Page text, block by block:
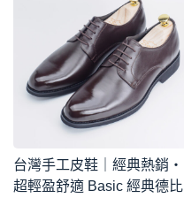
台灣手工皮鞋｜經典熱銷・
超輕盈舒適 Basic 經典德比